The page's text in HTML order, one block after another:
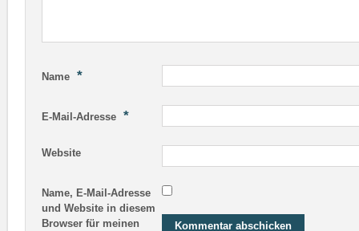
Name *
E-Mail-Adresse *
Website
Name, E-Mail-Adresse
und Website in diesem
Browser für meinen